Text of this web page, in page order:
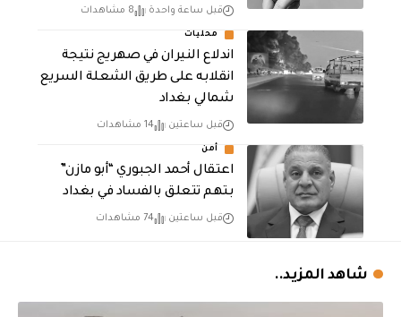
قبل ساعة واحدة 8 مشاهدات
محليات
اندلاع النيران في صهريج نتيجة
انقلابه على طريق الشعلة السريع
شمالي بغداد
قبل ساعتين 14 مشاهدات
أمن
اعتقال أحمد الجبوري “أبو مازن”
بتهم تتعلق بالفساد في بغداد
قبل ساعتين 74 مشاهدات
شاهد المزيد..